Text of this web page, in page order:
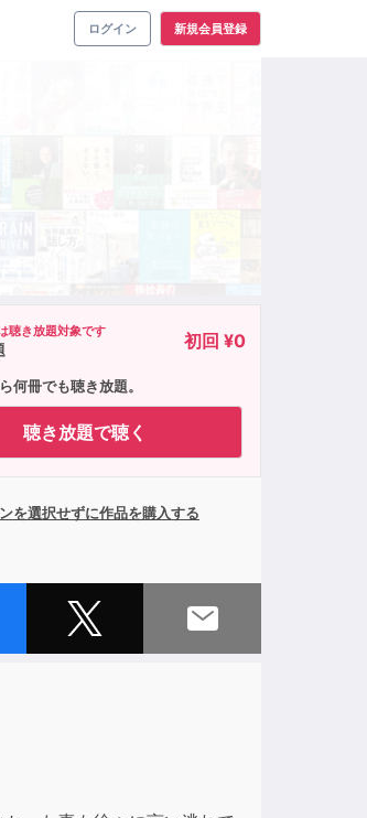
ログイン 新規会員登録
聴き放題対象です 初回 ¥0
何冊でも聴き放題。
聴き放題で聴く
を選択せずに作品を購入する